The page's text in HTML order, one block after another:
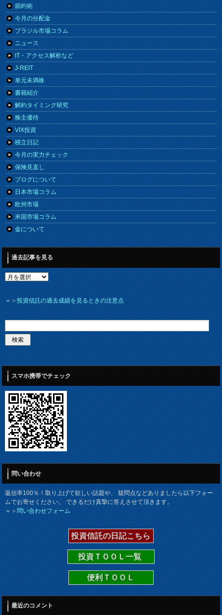
節約術
今月の分配金
ブラジル市場コラム
ニュース
IT・アクセス解析など
J-REIT
単元未満株
書籍紹介
解約タイミング研究
株主優待
VIX投資
積立日記
今月の実力チェック
保険見直し
ブログについて
日本市場コラム
欧州市場
米国市場コラム
金について
過去記事を見る
＝＞投資信託の過去成績を見るときの注意点
スマホ携帯でチェック
問い合わせ
返信率100％！取り上げて欲しい話題や、 疑問点などありましたら以下フォー
ムでお寄せください。 できるだけ真摯に答えさせて頂きます。
＝＞問い合わせフォーム
投資信託の日記こちら
投資ＴＯＯＬ一覧
便利ＴＯＯＬ
最近のコメント